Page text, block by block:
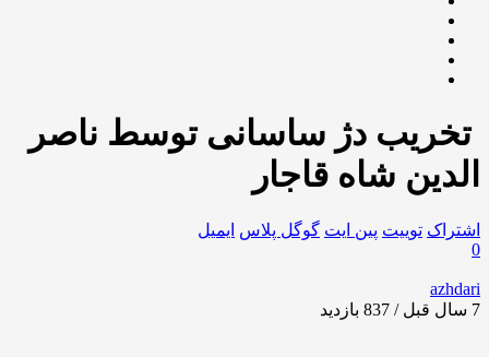
‍ تخریب دژ ساسانی توسط ناصر
الدین شاه قاجار
اشتراک توییت پین ایت گوگل‌ پلاس ایمیل
0
azhdari
7 سال قبل / 837
بازدید